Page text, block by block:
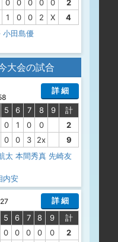
0 0 0 0 0
2
1 0 0 2 X
4
小田島優
大会の試合
詳 細
5 6 7 8 9
計
0 1 0 0
2
0 0 3 2x
9
太 本間秀真 先崎友
内安
詳 細
5 6 7 8 9
計
0 0 0 0 0
2